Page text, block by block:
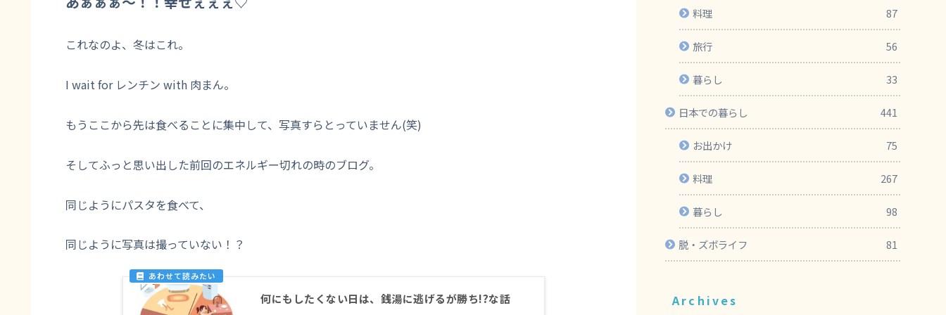
これなのよ、冬はこれ。
I wait for レンチン with 肉まん。
もうここから先は食べることに集中して、写真すらとっていません(笑)
そしてふっと思い出した前回のエネルギー切れの時のブログ。
同じようにパスタを食べて、
同じように写真は撮っていない！？
何にもしたくない日は、銭湯に逃げるが勝ち!?な話
料理 87
旅行 56
暮らし 33
日本での暮らし 441
お出かけ 75
料理 267
暮らし 98
脱・ズボライフ 81
Archives